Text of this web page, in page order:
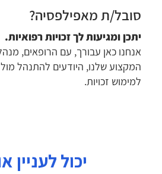
סובל/ת מאפילפסיה?
יתכן ומגיעות לך זכויות רפואיות.
אנחנו כאן עבורך, עם הרופאים,
המקצוע שלנו, היודעים להתנהל
למימוש זכויות.
יכול לעניין